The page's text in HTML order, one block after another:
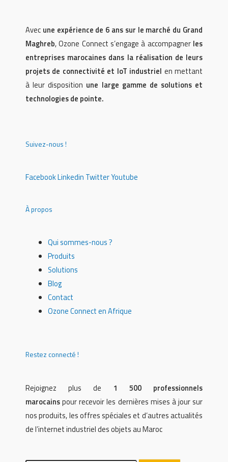
Avec une expérience de 6 ans sur le marché du Grand
Maghreb, Ozone Connect s’engage à accompagner les
entreprises marocaines dans la réalisation de leurs
projets de connectivité et IoT industriel en mettant
à leur disposition une large gamme de solutions et
technologies de pointe.
Suivez-nous !
FacebookLinkedin TwitterYoutube
À propos
Qui sommes-nous ?
Produits
Solutions
Blog
Contact
Ozone Connect en Afrique
Restez connecté !
Rejoignez plus de 1 500 professionnels
marocainspour recevoir les dernières mises à jour sur
nos produits, les offres spéciales et d’autres actualités
de l’internet industriel des objets au Maroc